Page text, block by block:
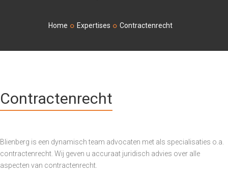
Home Expertises Contractenrecht
Contractenrecht
Blienberg is een dynamisch team advocaten met als specialisaties o.a.
contractenrecht. Wij geven u accuraat juridisch advies over alle
aspecten van contractenrecht.